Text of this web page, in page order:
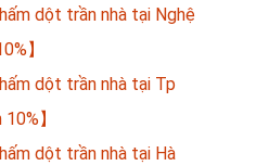
dột trần nhà tại Nghệ
】
dột trần nhà tại Tp
】
dột trần nhà tại Hà